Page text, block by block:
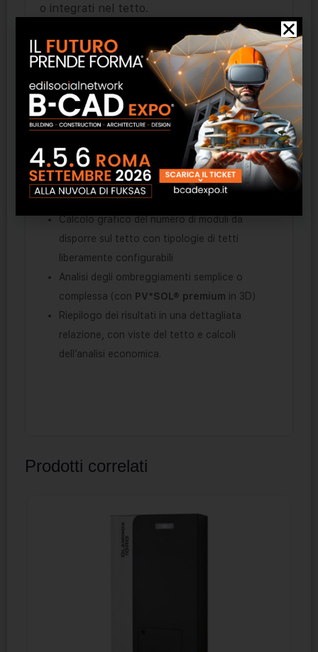
o integrati nel tetto.
Tutti e due i programmigarantiscono le
seguenti caratteristiche:
Distribuzione dei moduli in modalità manuale e
automatica
Dati climatici provenienti da 8000 stazioni
meteo in tutto il mondo
Un database componenti con circa 13.000
moduli FV e 3.100 inverter
Calcolo grafico del numero di moduli da
disporre sul tetto con tipologie di tetti
liberamente configurabili
Analisi degli ombreggiamenti semplice o
complessa (con PV*SOL® premium in 3D)
Riepilogo dei risultati in una dettagliata
relazione, con viste del tetto e calcoli
dell’analisi economica.
Prodotti correlati